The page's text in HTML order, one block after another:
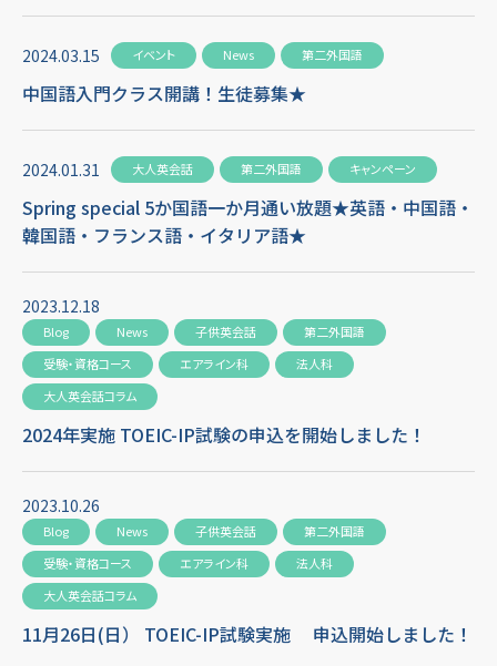
2024.03.15 イベント News 第二外国語
中国語入門クラス開講！生徒募集★
2024.01.31 大人英会話 第二外国語 キャンペーン
Spring special 5か国語一か月通い放題★英語・中国語・
韓国語・フランス語・イタリア語★
2023.12.18
Blog News 子供英会話
第二外国語
受験・資格コース
エアライン科
法人科
大人英会話コラム
2024年実施 TOEIC-IP試験の申込を開始しました！
2023.10.26
Blog News 子供英会話
第二外国語
受験・資格コース
エアライン科
法人科
大人英会話コラム
11月26日(日） TOEIC-IP試験実施 申込開始しました！